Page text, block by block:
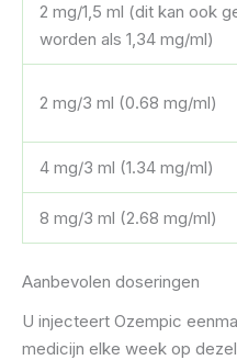
2 mg/1,5 ml (dit kan ook
worden als 1,34 mg/ml)
2 mg/3 ml (0.68 mg/ml)
4 mg/3 ml (1.34 mg/ml)
8 mg/3 ml (2.68 mg/ml)
Aanbevolen doseringen
U injecteert Ozempic
medicijn elke week op